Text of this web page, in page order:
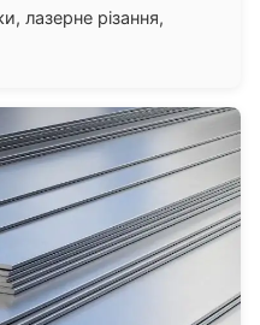
лазерне різання,